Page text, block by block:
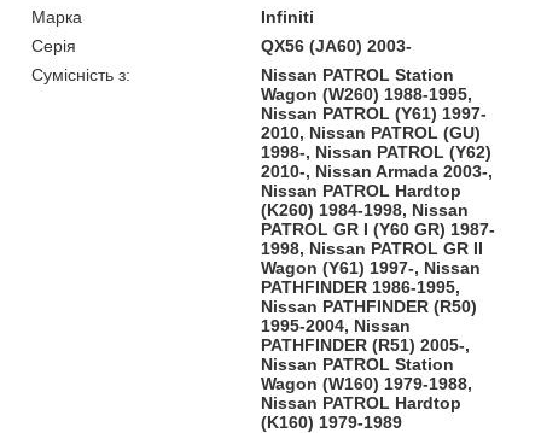
Марка
Infiniti
Серія
QX56 (JA60) 2003-
Сумісність з:
Nissan PATROL Station
Wagon (W260) 1988-1995,
Nissan PATROL (Y61) 1997-
2010, Nissan PATROL (GU)
1998-, Nissan PATROL (Y62)
2010-, Nissan Armada 2003-,
Nissan PATROL Hardtop
(K260) 1984-1998, Nissan
PATROL GR I (Y60 GR) 1987-
1998, Nissan PATROL GR II
Wagon (Y61) 1997-, Nissan
PATHFINDER 1986-1995,
Nissan PATHFINDER (R50)
1995-2004, Nissan
PATHFINDER (R51) 2005-,
Nissan PATROL Station
Wagon (W160) 1979-1988,
Nissan PATROL Hardtop
(K160) 1979-1989